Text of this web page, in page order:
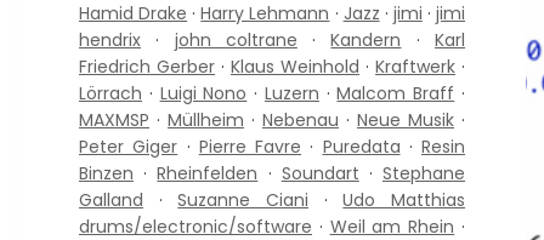
Hamid Drake ·Harry Lehmann · Jazz · jimi ·jimi
hendrix · john coltrane ·Kandern ·Karl
Friedrich Gerber · Klaus Weinhold · Kraftwerk ·
Lörrach · Luigi Nono · Luzern ·Malcom Braff ·
MAXMSP · Müllheim · Nebenau · Neue Musik ·
Peter Giger · Pierre Favre · Puredata · Resin
Binzen ·Rheinfelden · Soundart ·Stephane
Galland ·Suzanne Ciani ·Udo Matthias
drums/electronic/software · Weil am Rhein ·